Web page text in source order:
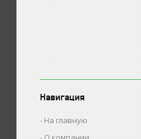
Навигация
На главную